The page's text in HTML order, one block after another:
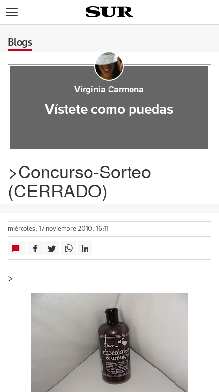
Blogs
Virginia Carmona
Vístete como puedas
>Concurso-Sorteo
(CERRADO)
miércoles, 17 noviembre 2010, 16:11
>